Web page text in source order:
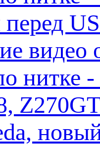
нитке -